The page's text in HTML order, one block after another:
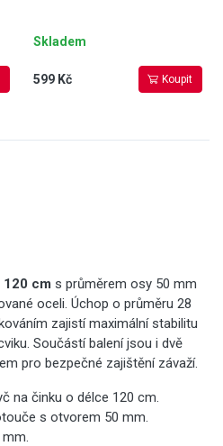
Skladem
599 Kč Koupit
120 cm s průměrem osy 50 mm
oceli. Úchop o průměru 28
zajistí maximální stabilitu
Součástí balení jsou i dvě
pro bezpečné zajištění závaží.
na činku o délce 120 cm.
s otvorem 50 mm.